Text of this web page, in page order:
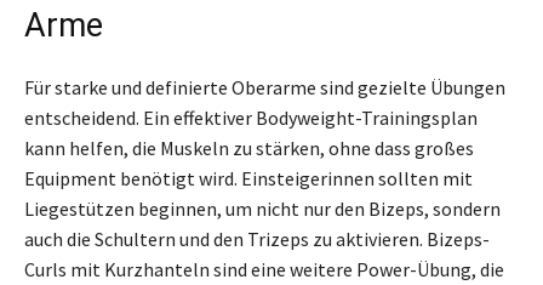
Arme
Für starke und definierte Oberarme sind gezielte Übungen
entscheidend. Ein effektiver Bodyweight-Trainingsplan
kann helfen, die Muskeln zu stärken, ohne dass großes
Equipment benötigt wird. Einsteigerinnen sollten mit
Liegestützen beginnen, um nicht nur den Bizeps, sondern
auch die Schultern und den Trizeps zu aktivieren. Bizeps-
Curls mit Kurzhanteln sind eine weitere Power-Übung, die